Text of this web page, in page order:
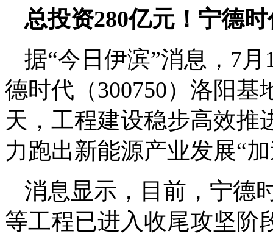
总投资280亿元！宁德
据“今日伊滨”消息，7
德时代（300750）洛阳
天，工程建设稳步高效推
力跑出新能源产业发展“
消息显示，目前，宁德
等工程已进入收尾攻坚阶